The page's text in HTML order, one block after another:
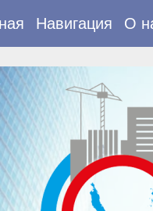
Навигация О